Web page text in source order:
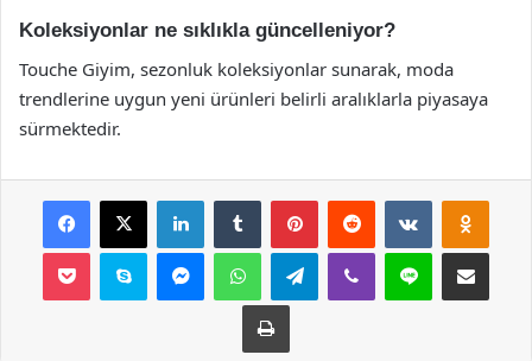
Koleksiyonlar ne sıklıkla güncelleniyor?
Touche Giyim, sezonluk koleksiyonlar sunarak, moda
trendlerine uygun yeni ürünleri belirli aralıklarla piyasaya
sürmektedir.
Facebook
X LinkedInTumblr PinterestReddit VKontakte
Pocket Skype MessengerWhatsAppTelegramViber Line E-Posta ile
Yazdır